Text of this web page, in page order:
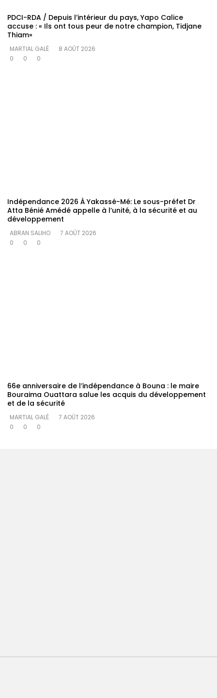
PDCI-RDA / Depuis l’intérieur du pays, Yapo Calice
accuse : « Ils ont tous peur de notre champion, Tidjane
Thiam»
MARTIAL GALÉ
8 AOÛT 2026
0
0 0
Indépendance 2026 À Yakassé-Mé: Le sous-préfet Dr
Atta Bénié Amédé appelle à l’unité, à la sécurité et au
développement
ABRAN SALIHO
7 AOÛT 2026
0
0 0
66e anniversaire de l’indépendance à Bouna : le maire
Bouraima Ouattara salue les acquis du développement
et de la sécurité
MARTIAL GALÉ
7 AOÛT 2026
0
0 0